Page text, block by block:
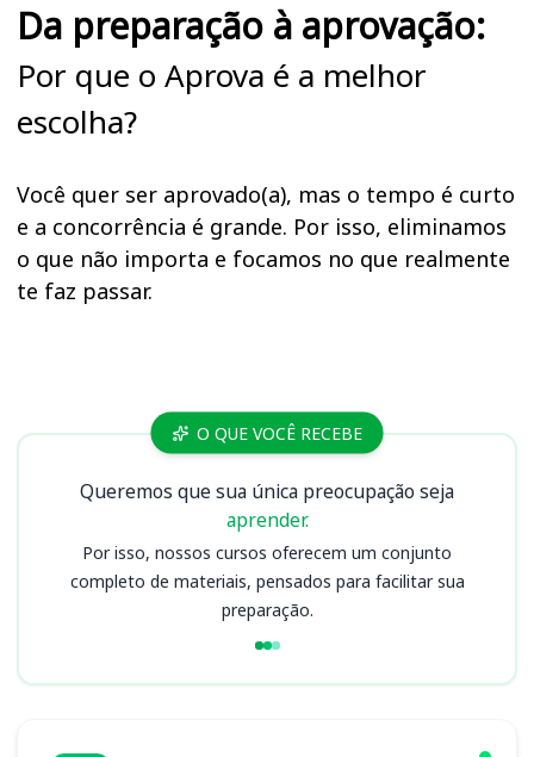
Da preparação à aprovação:
Por que o Aprova é a melhor
escolha?
Você quer ser aprovado(a), mas o tempo é curto
e a concorrência é grande. Por isso, eliminamos
o que não importa e focamos no que realmente
te faz passar.
Cursos O QUE VOCÊ RECEBE
Queremos que sua única preocupação seja
aprender.
Por isso, nossos cursos oferecem um conjunto
completo de materiais, pensados para facilitar sua
preparação.